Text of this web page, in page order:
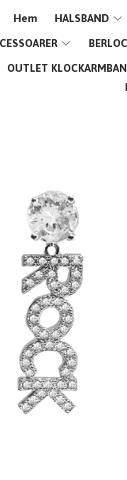
Hem HALSBAND
OUTLET